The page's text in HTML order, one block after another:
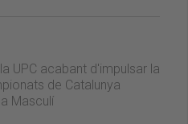
UPC acabant d'impulsar la
de Catalunya
Masculí